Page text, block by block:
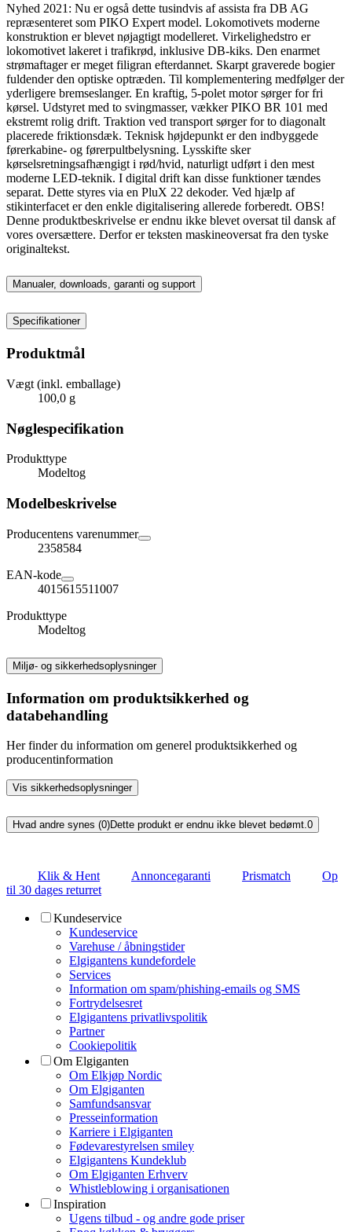
Nyhed 2021: Nu er også dette tusindvis af assista fra DB AG
repræsenteret som PIKO Expert model. Lokomotivets moderne
konstruktion er blevet nøjagtigt modelleret. Virkelighedstro er
lokomotivet lakeret i trafikrød, inklusive DB-kiks. Den enarmet
strømaftager er meget filigran efterdannet. Skarpt graverede bogier
fuldender den optiske optræden. Til komplementering medfølger der
yderligere bremseslanger. En kraftig, 5-polet motor sørger for fri
kørsel. Udstyret med to svingmasser, vækker PIKO BR 101 med
ekstremt rolig drift. Traktion ved transport sørger for to diagonalt
placerede friktionsdæk. Teknisk højdepunkt er den indbyggede
førerkabine- og førerpultbelysning. Lysskifte sker
kørselsretningsafhængigt i rød/hvid, naturligt udført i den mest
moderne LED-teknik. I digital drift kan disse funktioner tændes
separat. Dette styres via en PluX 22 dekoder. Ved hjælp af
stikinterfacet er den enkle digitalisering allerede forberedt. OBS!
Denne produktbeskrivelse er endnu ikke blevet oversat til dansk af
vores oversættere. Derfor er teksten maskineoversat fra den tyske
originaltekst.
Manualer, downloads, garanti og support
Specifikationer
Produktmål
Vægt (inkl. emballage)
100,0 g
Nøglespecifikation
Produkttype
Modeltog
Modelbeskrivelse
Producentens varenummer
2358584
EAN-kode
4015615511007
Produkttype
Modeltog
Miljø- og sikkerhedsoplysninger
Information om produktsikkerhed og
databehandling
Her finder du information om generel produktsikkerhed og
producentinformation
Vis sikkerhedsoplysninger
Hvad andre synes (0)Dette produkt er endnu ikke blevet bedømt.0
Klik & Hent Annoncegaranti Prismatch
Op
til 30 dages returret
Kundeservice
Kundeservice
Varehuse / åbningstider
Elgigantens kundefordele
Services
Information om spam/phishing-emails og SMS
Fortrydelsesret
Elgigantens privatlivspolitik
Partner
Cookiepolitik
Om Elgiganten
Om Elkjøp Nordic
Om Elgiganten
Samfundsansvar
Presseinformation
Karriere i Elgiganten
Fødevarestyrelsen smiley
Elgigantens Kundeklub
Om Elgiganten Erhverv
Whistleblowing i organisationen
Inspiration
Ugens tilbud - og andre gode priser